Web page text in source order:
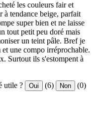
les couleurs fair et
à tendance beige, parfait
super bien et ne laisse
tout petit peu doré mais
un teint pâle. Bref je
une compo irréprochable.
Surtout ils s'estompent à
utile ? Oui (6) Non (0)